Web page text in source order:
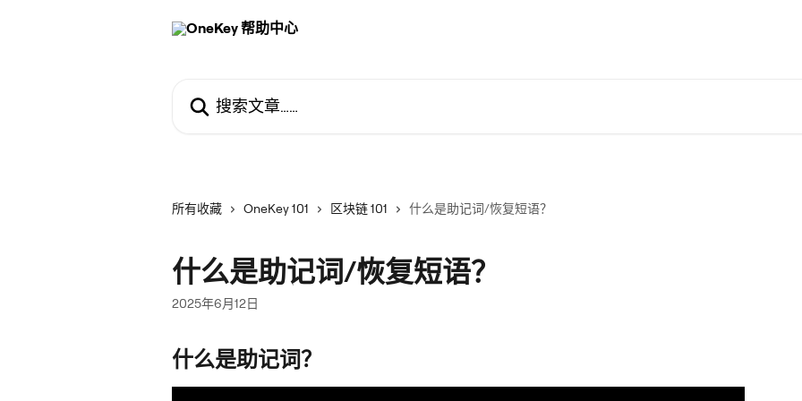
所有收藏 OneKey 101 区块链 101 什么是助记词/恢复短语？
什么是助记词/恢复短语？
2025年6月12日
什么是助记词？